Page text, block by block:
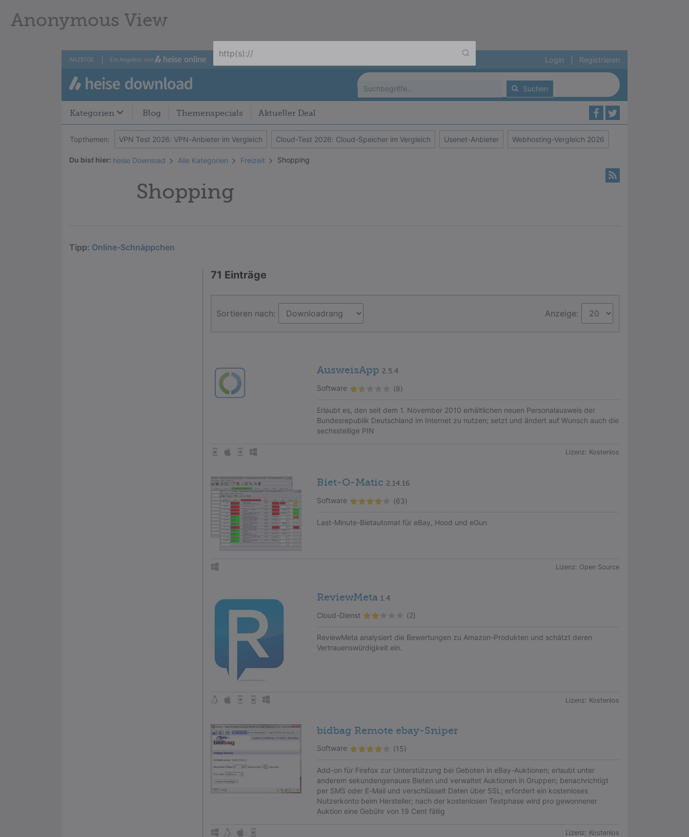
ANZEIGE Ein Angebot von Login Registrieren
Suchen
Kategorien Blog Themenspecials Aktueller Deal
Topthemen: VPN Test 2026: VPN-Anbieter im Vergleich Cloud-Test 2026: Cloud-Speicher im Vergleich Usenet-Anbieter Webhosting-Vergleich 2026
Du bist hier: heise Download Alle Kategorien Freizeit Shopping
Shopping
Tipp: Online-Schnäppchen
71 Einträge
Sortieren nach: Anzeige:
AusweisApp 2.5.4
Software (8)
Erlaubt es, den seit dem 1. November 2010 erhältlichen neuen Personalausweis der
Bundesrepublik Deutschland im Internet zu nutzen; setzt und ändert auf Wunsch auch die
sechsstellige PIN
Lizenz: Kostenlos
Biet-O-Matic 2.14.16
Software (63)
Last-Minute-Bietautomat für eBay, Hood und eGun
Lizenz: Open Source
ReviewMeta 1.4
Cloud-Dienst (2)
ReviewMeta analysiert die Bewertungen zu Amazon-Produkten und schätzt deren
Vertrauenswürdigkeit ein.
Lizenz: Kostenlos
bidbag Remote ebay-Sniper
Software (15)
Add-on für Firefox zur Unterstützung bei Geboten in eBay-Auktionen; erlaubt unter
anderem sekundengenaues Bieten und verwaltet Auktionen in Gruppen; benachrichtigt
per SMS oder E-Mail und verschlüsselt Daten über SSL; erfordert ein kostenloses
Nutzerkonto beim Hersteller; nach der kostenlosen Testphase wird pro gewonnener
Auktion eine Gebühr von 19 Cent fällig
Lizenz: Kostenlos
Anonymous View